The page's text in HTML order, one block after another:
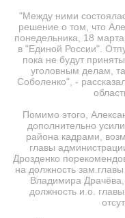
"Между ними
решение о том, что
понедельника, 18
в "Единой России".
пока не будут
уголовным делам,
Соболенко", -
Помимо этого,
дополнительно
района кадрами,
главы
Дрозденко
на должность
Владимира Драчёва,
должность и.о.